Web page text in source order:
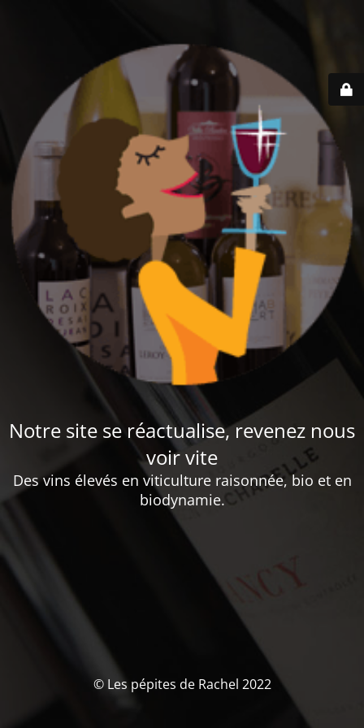
Notre site se réactualise, revenez nous
voir vite
Des vins élevés en viticulture raisonnée, bio et en
biodynamie.
© Les pépites de Rachel 2022